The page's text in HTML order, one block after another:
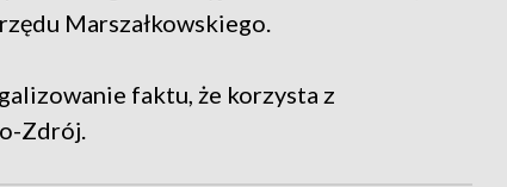
Marszałkowskiego.
faktu, że korzysta z
Zdrój.